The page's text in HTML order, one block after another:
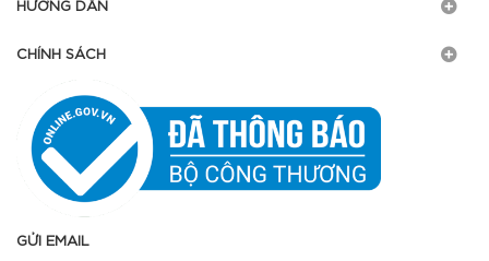
HƯỚNG DẪN
CHÍNH SÁCH
GỬI EMAIL